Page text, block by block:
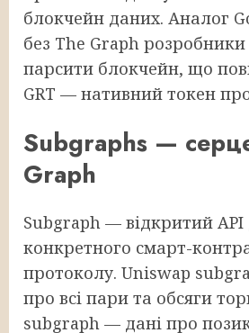
блокчейн даних. Аналог
без The Graph розробники
парсити блокчейн, що
GRT — нативний токен
Subgraphs —
Graph
Subgraph — відкритий API
конкретного смарт-
протоколу. Uniswap
про всі пари та обсяги
subgraph — дані про